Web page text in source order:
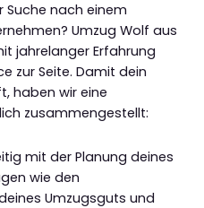
nach einem
Umzug Wolf aus
jahrelanger Erfahrung
zur Seite. Damit dein
haben wir eine
zusammengestellt:
mit der Planung deines
wie den
Umzugsguts und